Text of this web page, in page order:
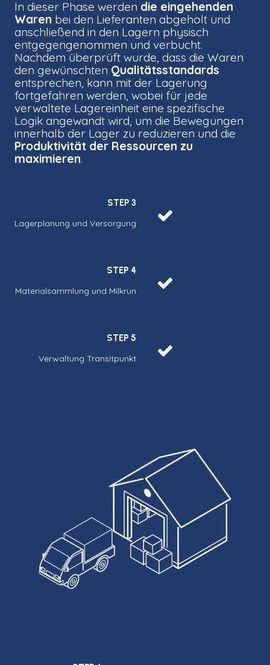
In dieser Phase werden die eingehenden
Waren bei den Lieferanten abgeholt und
anschließend in den Lagern physisch
entgegengenommen und verbucht.
Nachdem überprüft wurde, dass die Waren
den gewünschten Qualitätsstandards
entsprechen, kann mit der Lagerung
fortgefahren werden, wobei für jede
verwaltete Lagereinheit eine spezifische
Logik angewandt wird, um die Bewegungen
innerhalb der Lager zu reduzieren und die
Produktivität der Ressourcen zu
maximieren.
STEP 3
Lagerplanung und Versorgung
STEP 4
Materialsammlung und Milkrun
STEP 5
Verwaltung Transitpunkt